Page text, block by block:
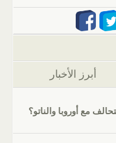
النشطة)
أبرز الأخبار
مع أوروبا والناتو؟